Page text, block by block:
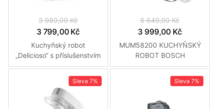
3 989,00 Kč
3 799,00 Kč
Kuchyňský robot
„Delicioso“ s příslušenstvím
DOMO DO9293KR
6 649,00 Kč
3 999,00 Kč
MUM58200 KUCHYŇSKÝ
ROBOT BOSCH
Sleva 7% Sleva 7%